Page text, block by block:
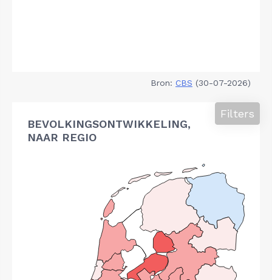
Bron: CBS (30-07-2026)
BEVOLKINGSONTWIKKELING,
NAAR REGIO
Filters